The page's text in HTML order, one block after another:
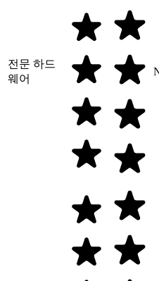
전문 하드
웨어